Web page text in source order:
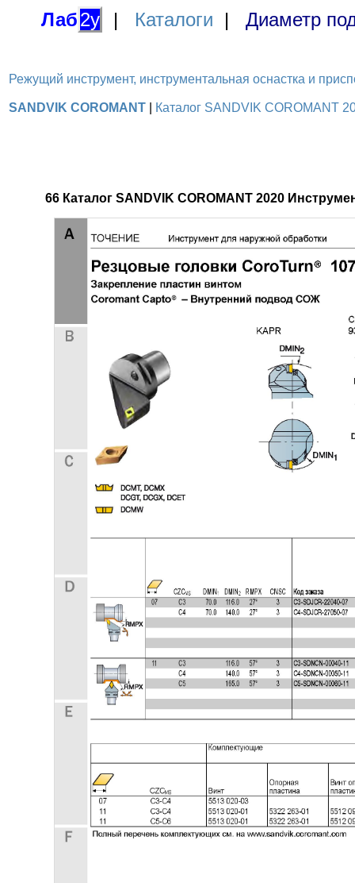
Лаб2у | Каталоги | Диаметр
Режущий инструмент, инструментальная оснастка и
SANDVIK COROMANT Каталог SANDVIK COROMANT
66 Каталог SANDVIK COROMANT 2020